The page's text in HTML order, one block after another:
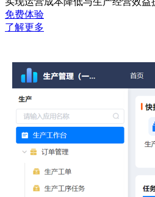
免费体验
了解更多